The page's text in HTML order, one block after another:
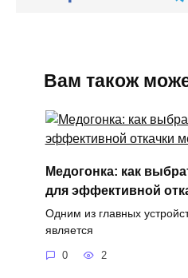
Вам також
Медогонка: как
для эффективной
Одним из главных
является
0 2